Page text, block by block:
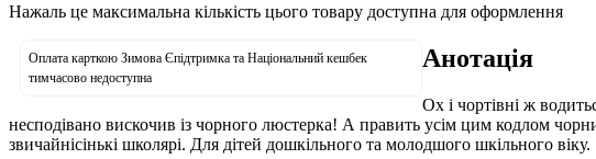
Нажаль це максимальна кількість цього товару доступна для оформлення
Оплата карткою Зимова Єпідтримка та Національний кешбек
тимчасово недоступна
Анотація
Ох і чортівні ж
несподівано вискочив із чорного люстерка! А править усім цим кодлом
звичайнісінькі школярі. Для дітей дошкільного та молодшого шкільного віку.